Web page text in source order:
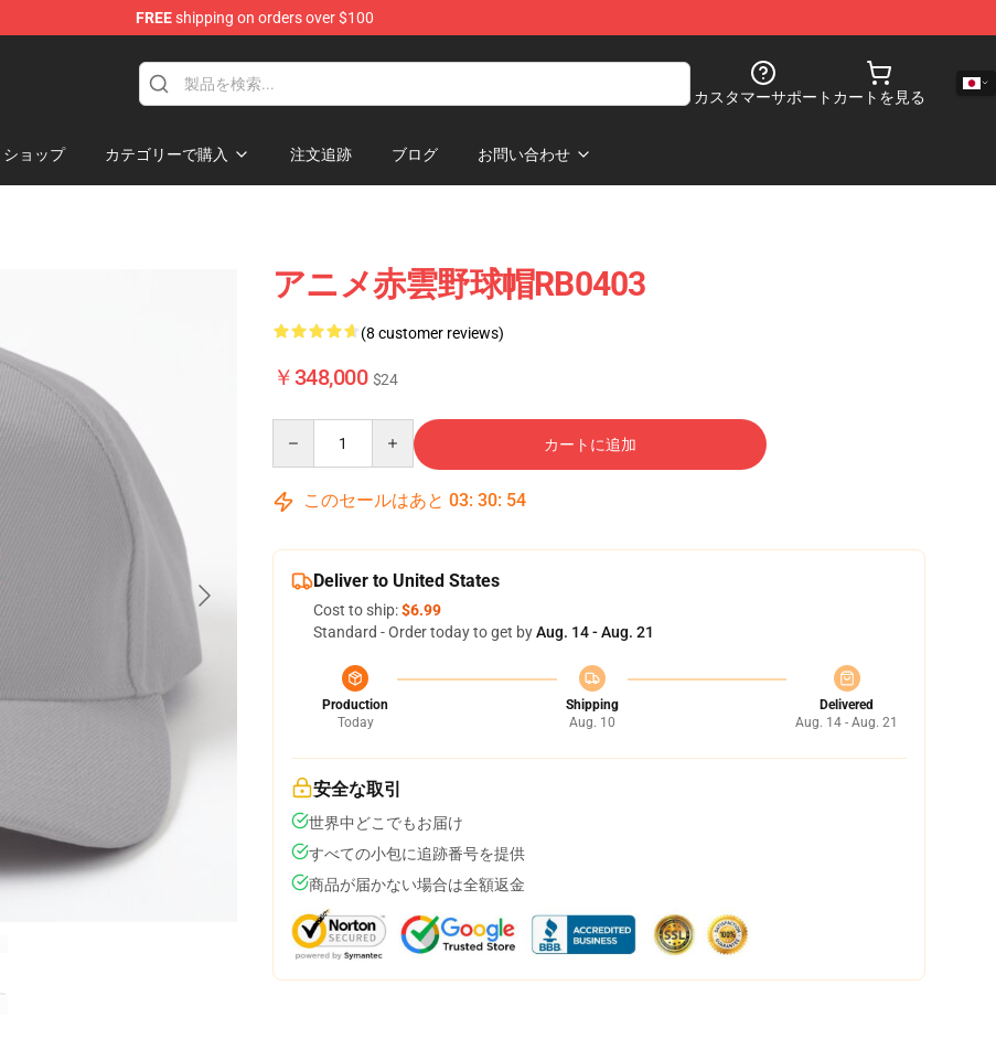
FREEshipping on orders over $100
カスタマーサポート カートを見る
ショップ カテゴリーで購入 注文追跡 ブログ お問い合わせ
アニメ赤雲野球帽RB0403
(8 customer reviews)
￥348,000 $24
カートに追加
このセールはあと 03: 30: 53
Deliver to United States
Cost to ship:$6.99
Standard - Order today to get byAug. 14 - Aug. 21
Production
Today
Shipping
Aug. 10
Delivered
Aug. 14 - Aug. 21
安全な取引
世界中どこでもお届け
すべての小包に追跡番号を提供
商品が届かない場合は全額返金